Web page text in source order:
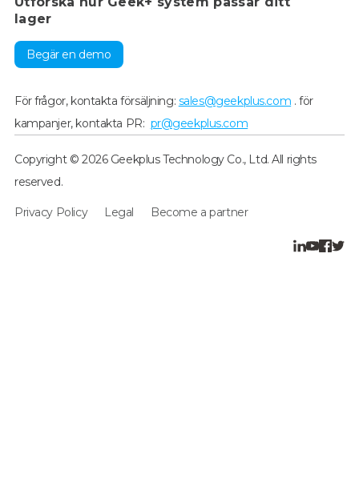
lager
Begär en demo
För frågor, kontakta försäljning: sales@geekplus.com . för
kampanjer, kontakta PR: pr@geekplus.com
Copyright © 2026 Geekplus Technology Co., Ltd. All rights
reserved.
Privacy Policy Legal Become a partner